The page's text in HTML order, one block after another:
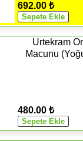
692.00 ₺
Urtekram
Macunu
480.00 ₺